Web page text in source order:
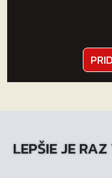
LEPŠIE JE